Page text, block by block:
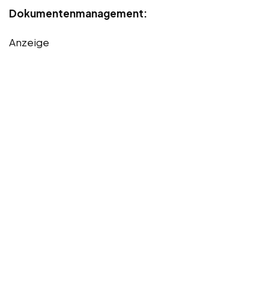
Dokumentenmanagement:
Anzeige